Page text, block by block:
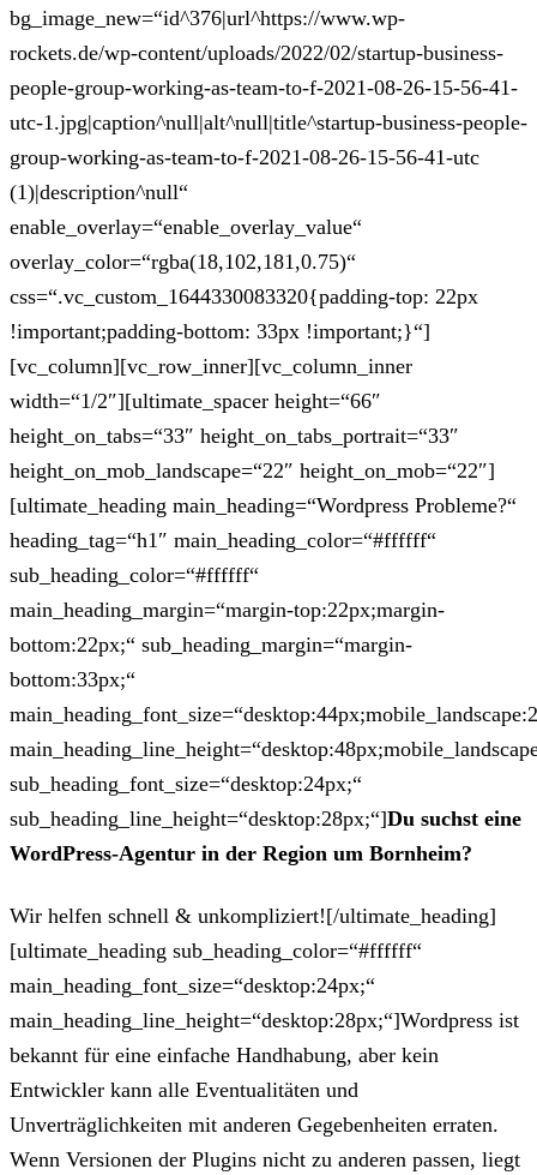
bg_image_new=“id^376|url^https://www.wp-
rockets.de/wp-content/uploads/2022/02/startup-business-
people-group-working-as-team-to-f-2021-08-26-15-56-41-
utc-1.jpg|caption^null|alt^null|title^startup-business-people-
group-working-as-team-to-f-2021-08-26-15-56-41-utc
(1)|description^null“
enable_overlay=“enable_overlay_value“
overlay_color=“rgba(18,102,181,0.75)“
css=“.vc_custom_1644330083320{padding-top: 22px
!important;padding-bottom: 33px !important;}“]
[vc_column][vc_row_inner][vc_column_inner
width=“1/2″][ultimate_spacer height=“66″
height_on_tabs=“33″ height_on_tabs_portrait=“33″
height_on_mob_landscape=“22″ height_on_mob=“22″]
[ultimate_heading main_heading=“Wordpress Probleme?“
heading_tag=“h1″ main_heading_color=“#ffffff“
sub_heading_color=“#ffffff“
main_heading_margin=“margin-top:22px;margin-
bottom:22px;“ sub_heading_margin=“margin-
bottom:33px;“
sub_heading_font_size=“desktop:24px;“
sub_heading_line_height=“desktop:28px;“]Du suchst eine
WordPress-Agentur in der Region um Bornheim?
Wir helfen schnell & unkompliziert![/ultimate_heading]
[ultimate_heading sub_heading_color=“#ffffff“
main_heading_font_size=“desktop:24px;“
main_heading_line_height=“desktop:28px;“]Wordpress ist
bekannt für eine einfache Handhabung, aber kein
Entwickler kann alle Eventualitäten und
Unverträglichkeiten mit anderen Gegebenheiten erraten.
Wenn Versionen der Plugins nicht zu anderen passen, liegt